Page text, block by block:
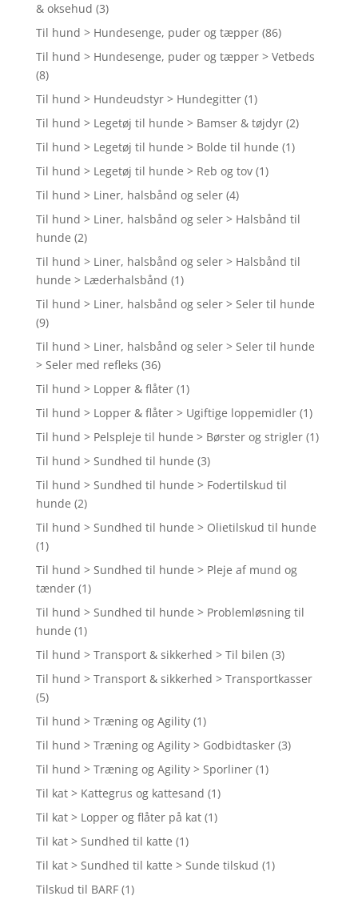
& oksehud (3)
Til hund > Hundesenge, puder og tæpper (86)
Til hund > Hundesenge, puder og tæpper > Vetbeds
(8)
Til hund > Hundeudstyr > Hundegitter (1)
Til hund > Legetøj til hunde > Bamser & tøjdyr (2)
Til hund > Legetøj til hunde > Bolde til hunde (1)
Til hund > Legetøj til hunde > Reb og tov (1)
Til hund > Liner, halsbånd og seler (4)
Til hund > Liner, halsbånd og seler > Halsbånd til
hunde (2)
Til hund > Liner, halsbånd og seler > Halsbånd til
hunde > Læderhalsbånd (1)
Til hund > Liner, halsbånd og seler > Seler til hunde
(9)
Til hund > Liner, halsbånd og seler > Seler til hunde
> Seler med refleks (36)
Til hund > Lopper & flåter (1)
Til hund > Lopper & flåter > Ugiftige loppemidler (1)
Til hund > Pelspleje til hunde > Børster og strigler (1)
Til hund > Sundhed til hunde (3)
Til hund > Sundhed til hunde > Fodertilskud til
hunde (2)
Til hund > Sundhed til hunde > Olietilskud til hunde
(1)
Til hund > Sundhed til hunde > Pleje af mund og
tænder (1)
Til hund > Sundhed til hunde > Problemløsning til
hunde (1)
Til hund > Transport & sikkerhed > Til bilen (3)
Til hund > Transport & sikkerhed > Transportkasser
(5)
Til hund > Træning og Agility (1)
Til hund > Træning og Agility > Godbidtasker (3)
Til hund > Træning og Agility > Sporliner (1)
Til kat > Kattegrus og kattesand (1)
Til kat > Lopper og flåter på kat (1)
Til kat > Sundhed til katte (1)
Til kat > Sundhed til katte > Sunde tilskud (1)
Tilskud til BARF (1)